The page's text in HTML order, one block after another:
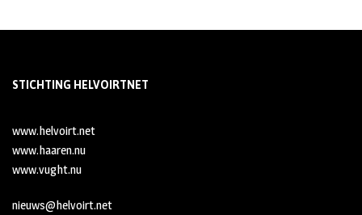
STICHTING HELVOIRTNET
www.helvoirt.net
www.haaren.nu
www.vught.nu
nieuws@helvoirt.net